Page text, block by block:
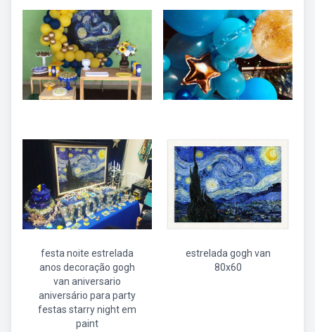
festa noite estrelada
anos decoração gogh
van aniversario
aniversário para party
festas starry night em
paint
estrelada gogh van
80x60